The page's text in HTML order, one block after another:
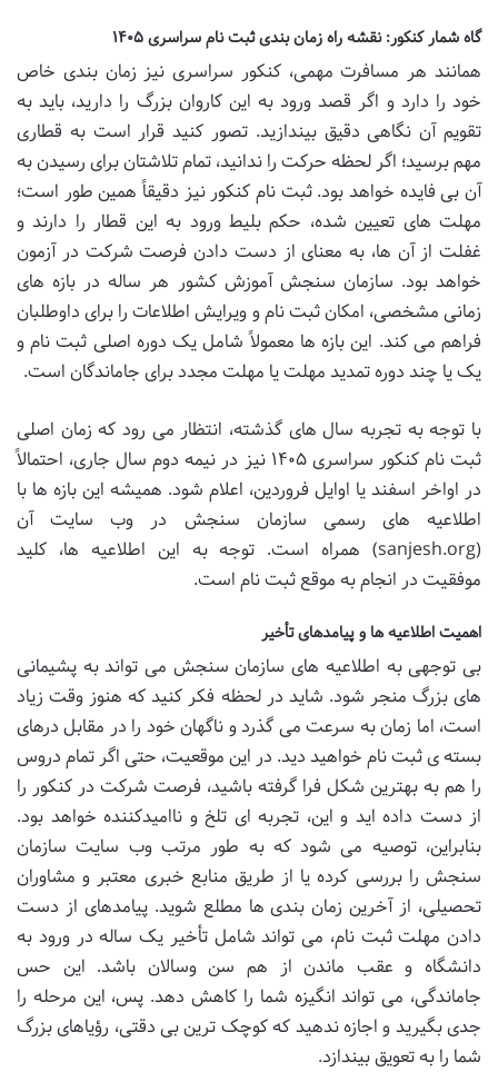
گاه شمار کنکور: نقشه راه زمان بندی ثبت نام سراسری ۱۴۰۵
همانند هر مسافرت مهمی، کنکور سراسری نیز زمان بندی خاص
خود را دارد و اگر قصد ورود به این کاروان بزرگ را دارید، باید به
تقویم آن نگاهی دقیق بیندازید. تصور کنید قرار است به قطاری
مهم برسید؛ اگر لحظه حرکت را ندانید، تمام تلاشتان برای رسیدن به
آن بی فایده خواهد بود. ثبت نام کنکور نیز دقیقاً همین طور است؛
مهلت های تعیین شده، حکم بلیط ورود به این قطار را دارند و
غفلت از آن ها، به معنای از دست دادن فرصت شرکت در آزمون
خواهد بود. سازمان سنجش آموزش کشور هر ساله در بازه های
زمانی مشخصی، امکان ثبت نام و ویرایش اطلاعات را برای داوطلبان
فراهم می کند. این بازه ها معمولاً شامل یک دوره اصلی ثبت نام و
یک یا چند دوره تمدید مهلت یا مهلت مجدد برای جاماندگان است.
با توجه به تجربه سال های گذشته، انتظار می رود که زمان اصلی
ثبت نام کنکور سراسری ۱۴۰۵ نیز در نیمه دوم سال جاری، احتمالاً
در اواخر اسفند یا اوایل فروردین، اعلام شود. همیشه این بازه ها با
اطلاعیه های رسمی سازمان سنجش در وب سایت آن
(sanjesh.org) همراه است. توجه به این اطلاعیه ها، کلید
موفقیت در انجام به موقع ثبت نام است.
اهمیت اطلاعیه ها و پیامدهای تأخیر
بی توجهی به اطلاعیه های سازمان سنجش می تواند به پشیمانی
های بزرگ منجر شود. شاید در لحظه فکر کنید که هنوز وقت زیاد
است، اما زمان به سرعت می گذرد و ناگهان خود را در مقابل درهای
بسته ی ثبت نام خواهید دید. در این موقعیت، حتی اگر تمام دروس
را هم به بهترین شکل فرا گرفته باشید، فرصت شرکت در کنکور را
از دست داده اید و این، تجربه ای تلخ و ناامیدکننده خواهد بود.
بنابراین، توصیه می شود که به طور مرتب وب سایت سازمان
سنجش را بررسی کرده یا از طریق منابع خبری معتبر و مشاوران
تحصیلی، از آخرین زمان بندی ها مطلع شوید. پیامدهای از دست
دادن مهلت ثبت نام، می تواند شامل تأخیر یک ساله در ورود به
دانشگاه و عقب ماندن از هم سن وسالان باشد. این حس
جاماندگی، می تواند انگیزه شما را کاهش دهد. پس، این مرحله را
جدی بگیرید و اجازه ندهید که کوچک ترین بی دقتی، رؤیاهای بزرگ
شما را به تعویق بیندازد.